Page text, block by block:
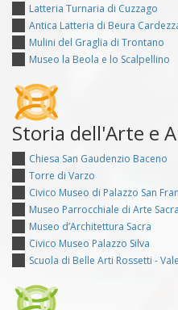
Latteria Turnaria di Cuzzago
Antica Latteria di Beura
Mulini del Graglia di Trontano
Museo la Beola e lo Scalpellino
Storia dell'Arte e
Chiesa San Gaudenzio Baceno
Torre di Varzo
Civico Museo di Palazzo San
Museo Parrocchiale di Arte
Museo d’Architettura Sacra
Civico Museo Palazzo Silva
Scuola di Belle Arti Rossetti -